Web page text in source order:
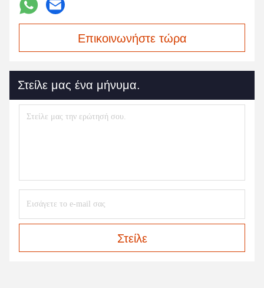
Επικοινωνήστε τώρα
Στείλε μας ένα μήνυμα.
Στείλε